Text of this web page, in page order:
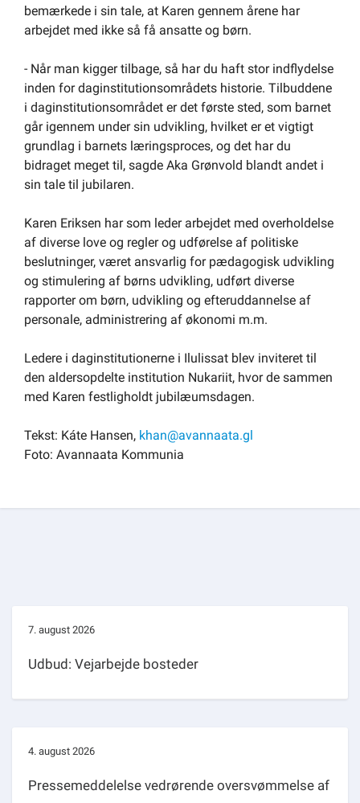
bemærkede i sin tale, at Karen gennem årene har
arbejdet med ikke så få ansatte og børn.
- Når man kigger tilbage, så har du haft stor indflydelse
inden for daginstitutionsområdets historie. Tilbuddene
i daginstitutionsområdet er det første sted, som barnet
går igennem under sin udvikling, hvilket er et vigtigt
grundlag i barnets læringsproces, og det har du
bidraget meget til, sagde Aka Grønvold blandt andet i
sin tale til jubilaren.
Karen Eriksen har som leder arbejdet med overholdelse
af diverse love og regler og udførelse af politiske
beslutninger, været ansvarlig for pædagogisk udvikling
og stimulering af børns udvikling, udført diverse
rapporter om børn, udvikling og efteruddannelse af
personale, administrering af økonomi m.m.
Ledere i daginstitutionerne i Ilulissat blev inviteret til
den aldersopdelte institution Nukariit, hvor de sammen
med Karen festligholdt jubilæumsdagen.
Tekst: Káte Hansen, khan@avannaata.gl
Foto: Avannaata Kommunia
7. august 2026
Udbud: Vejarbejde bosteder
4. august 2026
Pressemeddelelse vedrørende oversvømmelse af